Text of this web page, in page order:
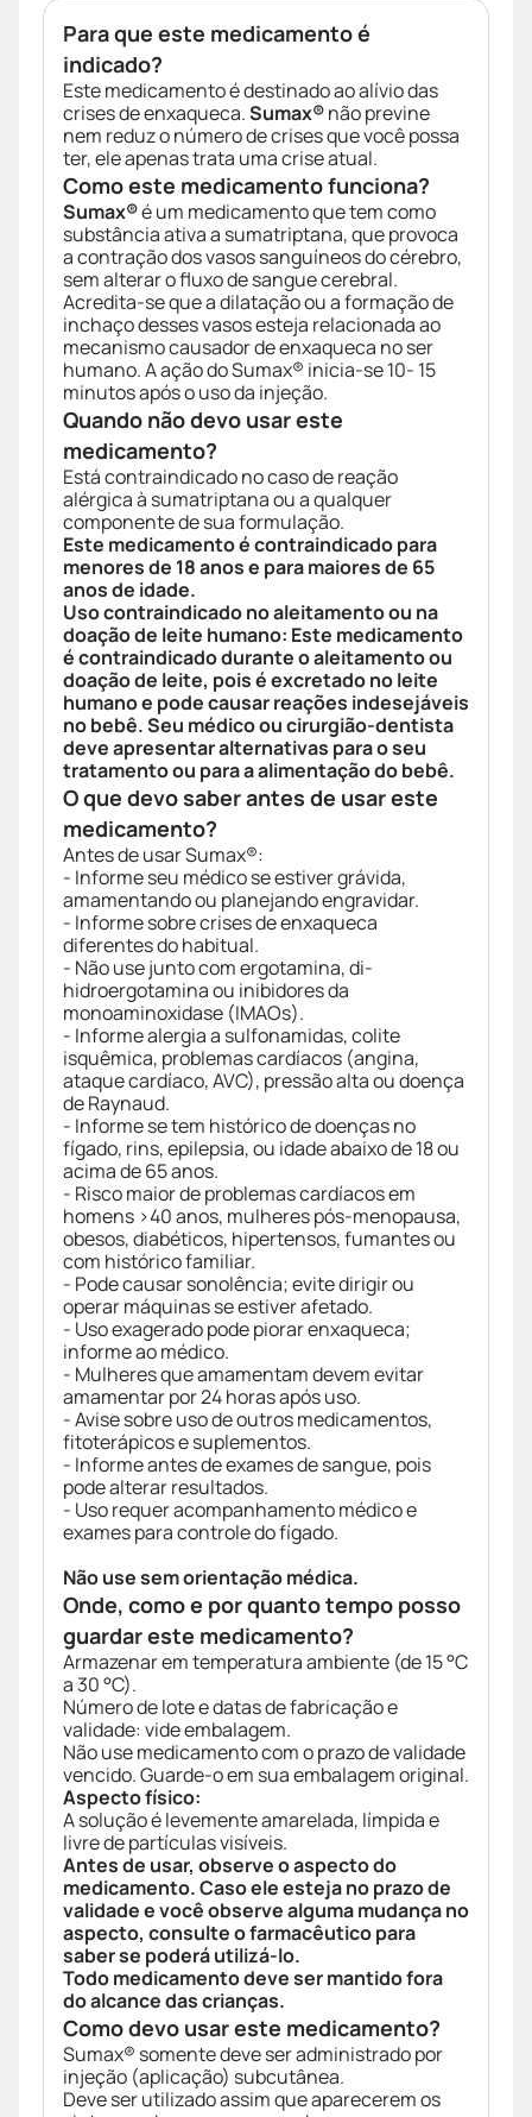
Para que este medicamento é
indicado?
Este medicamento é destinado ao alívio das
crises de enxaqueca.Sumax®não previne
nem reduz o número de crises que você possa
ter, ele apenas trata uma crise atual.
Como este medicamento funciona?
Sumax®é um medicamento que tem como
substância ativa a sumatriptana, que provoca
a contração dos vasos sanguíneos do cérebro,
sem alterar o fluxo de sangue cerebral.
Acredita-se que a dilatação ou a formação de
inchaço desses vasos esteja relacionada ao
mecanismo causador de enxaqueca no ser
humano. A ação do Sumax® inicia-se 10- 15
minutos após o uso da injeção.
Quando não devo usar este
medicamento?
Está contraindicado no caso de reação
alérgica à sumatriptana ou a qualquer
componente de sua formulação.
Este medicamento é contraindicado para
menores de 18 anos e para maiores de 65
anos de idade.
Uso contraindicado no aleitamento ou na
doação de leite humano: Este medicamento
é contraindicado durante o aleitamento ou
doação de leite, pois é excretado no leite
humano e pode causar reações indesejáveis
no bebê. Seu médico ou cirurgião-dentista
deve apresentar alternativas para o seu
tratamento ou para a alimentação do bebê.
O que devo saber antes de usar este
medicamento?
Antes de usar Sumax®:
- Informe seu médico se estiver grávida,
amamentando ou planejando engravidar.
- Informe sobre crises de enxaqueca
diferentes do habitual.
- Não use junto com ergotamina, di-
hidroergotamina ou inibidores da
monoaminoxidase (IMAOs).
- Informe alergia a sulfonamidas, colite
isquêmica, problemas cardíacos (angina,
ataque cardíaco, AVC), pressão alta ou doença
de Raynaud.
- Informe se tem histórico de doenças no
fígado, rins, epilepsia, ou idade abaixo de 18 ou
acima de 65 anos.
- Risco maior de problemas cardíacos em
homens >40 anos, mulheres pós-menopausa,
obesos, diabéticos, hipertensos, fumantes ou
com histórico familiar.
- Pode causar sonolência; evite dirigir ou
operar máquinas se estiver afetado.
- Uso exagerado pode piorar enxaqueca;
informe ao médico.
- Mulheres que amamentam devem evitar
amamentar por 24 horas após uso.
- Avise sobre uso de outros medicamentos,
fitoterápicos e suplementos.
- Informe antes de exames de sangue, pois
pode alterar resultados.
- Uso requer acompanhamento médico e
exames para controle do fígado.
Não use sem orientação médica.
Onde, como e por quanto tempo posso
guardar este medicamento?
Armazenar em temperatura ambiente (de 15 °C
a 30 °C).
Número de lote e datas de fabricação e
validade: vide embalagem.
Não use medicamento com o prazo de validade
vencido. Guarde-o em sua embalagem original.
Aspecto físico:
A solução é levemente amarelada, límpida e
livre de partículas visíveis.
Antes de usar, observe o aspecto do
medicamento. Caso ele esteja no prazo de
validade e você observe alguma mudança no
aspecto, consulte o farmacêutico para
saber se poderá utilizá-lo.
Todo medicamento deve ser mantido fora
do alcance das crianças.
Como devo usar este medicamento?
Sumax® somente deve ser administrado por
injeção (aplicação) subcutânea.
Deve ser utilizado assim que aparecerem os